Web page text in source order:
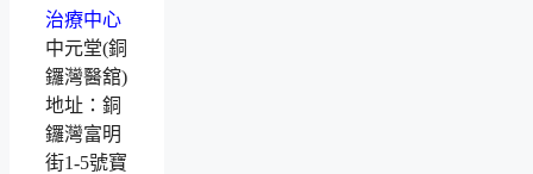
中元堂(銅
鑼灣醫舘)
地址：銅
鑼灣富明
街1-5號寶